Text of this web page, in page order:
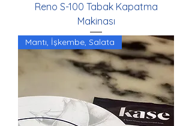
Reno S-100 Tabak Kapatma
Makinası
Mantı, İşkembe, Salata